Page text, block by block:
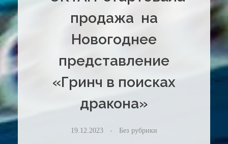
продажа на
Новогоднее
представление
«Гринч в поисках
дракона»
19.12.2023 Без рубрики